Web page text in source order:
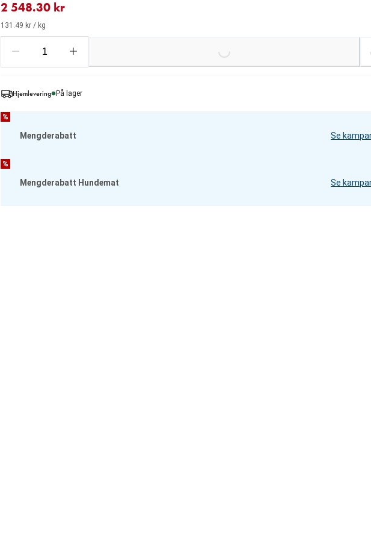
2 548.30 kr
131.49 kr / kg
Loading...
Hjemlevering På lager
%
Mengderabatt Se
%
Mengderabatt Hundemat Se